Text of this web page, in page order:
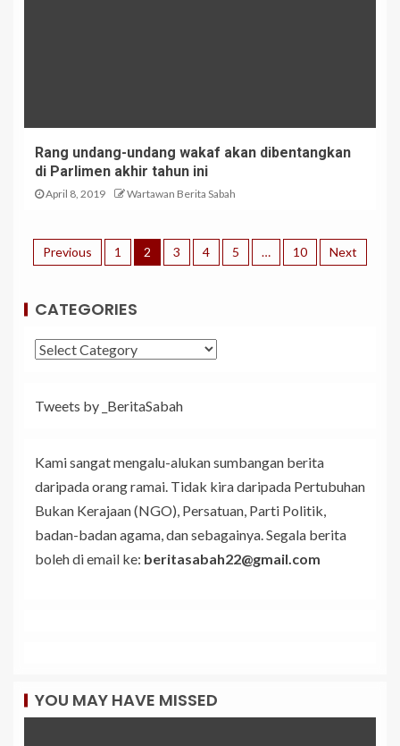
Rang undang-undang wakaf akan dibentangkan
di Parlimen akhir tahun ini
April 8, 2019 Wartawan Berita Sabah
Previous 1 2 3 4 5 … 10 Next
CATEGORIES
Tweets by _BeritaSabah
Kami sangat mengalu-alukan sumbangan berita
daripada orang ramai. Tidak kira daripada Pertubuhan
Bukan Kerajaan (NGO), Persatuan, Parti Politik,
badan-badan agama, dan sebagainya. Segala berita
boleh di email ke: beritasabah22@gmail.com
YOU MAY HAVE MISSED